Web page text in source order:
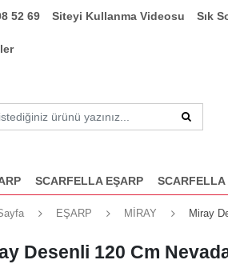
52 69 Siteyi Kullanma Videosu Sık
SCARFELLA EŞARP SCARFELLA
EŞARP MİRAY Miray
Desenli 120 Cm